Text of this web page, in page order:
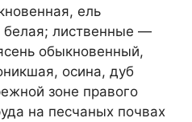
ель
белая; лиственные —
обыкновенный,
осина, дуб
зоне правого
на песчаных почвах